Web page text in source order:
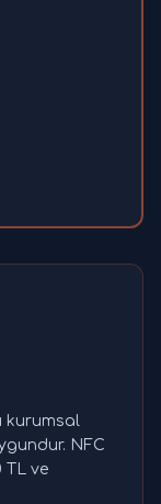
kurumsal
NFC
TL ve